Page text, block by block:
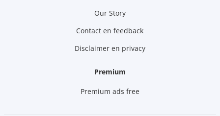
Our Story
Contact en feedback
Disclaimer en privacy
Premium
Premium ads free